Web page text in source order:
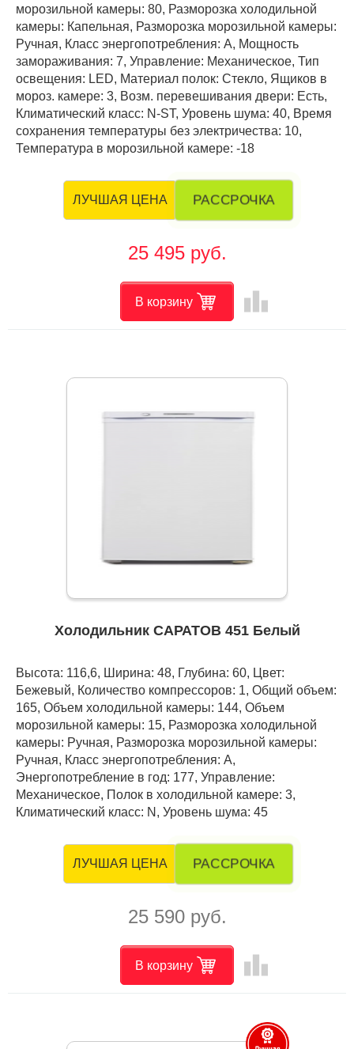
морозильной камеры: 80, Разморозка холодильной
камеры: Капельная, Разморозка морозильной камеры:
Ручная, Класс энергопотребления: А, Мощность
замораживания: 7, Управление: Механическое, Тип
освещения: LED, Материал полок: Стекло, Ящиков в
мороз. камере: 3, Возм. перевешивания двери: Есть,
Климатический класс: N-ST, Уровень шума: 40, Время
сохранения температуры без электричества: 10,
Температура в морозильной камере: -18
ЛУЧШАЯ ЦЕНА РАССРОЧКА
25 495 руб.
В корзину leaderboard
Холодильник САРАТОВ 451 Белый
Высота: 116,6, Ширина: 48, Глубина: 60, Цвет:
Бежевый, Количество компрессоров: 1, Общий объем:
165, Объем холодильной камеры: 144, Объем
морозильной камеры: 15, Разморозка холодильной
камеры: Ручная, Разморозка морозильной камеры:
Ручная, Класс энергопотребления: А,
Энергопотребление в год: 177, Управление:
Механическое, Полок в холодильной камере: 3,
Климатический класс: N, Уровень шума: 45
ЛУЧШАЯ ЦЕНА РАССРОЧКА
25 590 руб.
В корзину leaderboard